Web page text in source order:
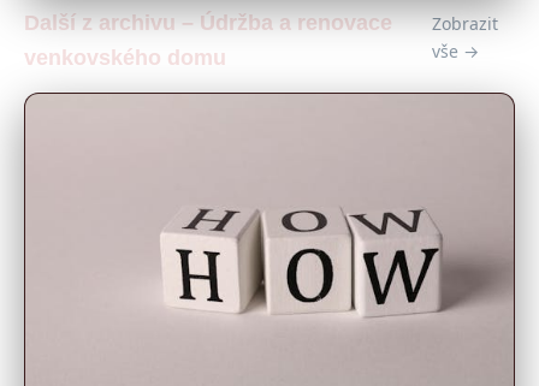
Další z archivu – Údržba a renovace
venkovského domu
Zobrazit
vše →